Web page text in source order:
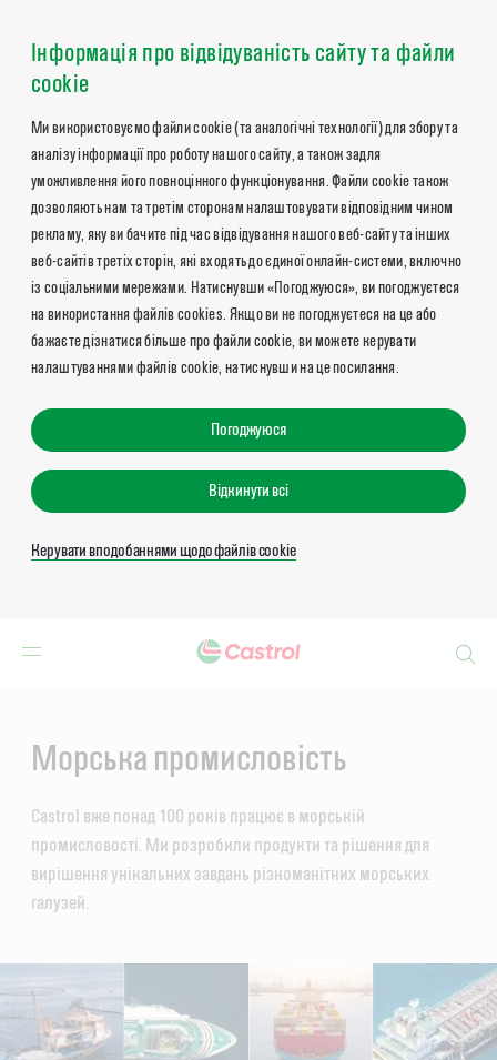
Інформація про відвідуваність сайту та файли
cookie
Ми використовуємо файли cookie (та аналогічні технології) для збору та
аналізу інформації про роботу нашого сайту, а також задля
уможливлення його повноцінного функціонування. Файли cookie також
дозволяють нам та третім сторонам налаштовувати відповідним чином
рекламу, яку ви бачите під час відвідування нашого веб-сайту та інших
веб-сайтів третіх сторін, які входять до єдиної онлайн-системи, включно
із соціальними мережами. Натиснувши «Погоджуюся», ви погоджуєтеся
на використання файлів cookies. Якщо ви не погоджуєтеся на це або
бажаєте дізнатися більше про файли cookie, ви можете керувати
налаштуваннями файлів cookie, натиснувши на це посилання.
Погоджуюся
Відкинути всі
Керувати вподобаннями щодо файлів cookie
Морська промисловість
Castrol вже понад 100 років працює в морській
промисловості. Ми розробили продукти та рішення для
вирішення унікальних завдань різноманітних морських
галузей.